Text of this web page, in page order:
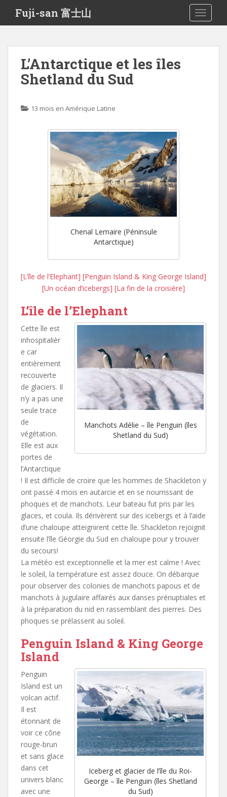
i
Fuji-san 富士山
L’Antarctique et les îles
Shetland du Sud
13 mois en Amérique Latine
Chenal Lemaire (Péninsule
Antarctique)
[L’île de l’Elephant] [Penguin Island & King George Island]
[Un océan d’icebergs] [La fin de la croisière]
L’île de l’Elephant
Manchots Adélie – île Penguin (îles
Shetland du Sud)
Cette île est
inhospitalièr
e car
entièrement
recouverte
de glaciers. Il
n’y a pas une
seule trace
de
végétation.
Elle est aux
portes de
l’Antarctique
! Il est difficile de croire que les hommes de Shackleton y
ont passé 4 mois en autarcie et en se nourrissant de
phoques et de manchots. Leur bateau fut pris par les
glaces, et coula. Ils dérivèrent sur des icebergs et à l’aide
d’une chaloupe atteignirent cette île. Shackleton rejoignit
ensuite l’île Géorgie du Sud en chaloupe pour y trouver
du secours!
La météo est exceptionnelle et la mer est calme ! Avec
le soleil, la température est assez douce. On débarque
pour observer des colonies de manchots papous et de
manchots à jugulaire affairés aux danses prénuptiales et
à la préparation du nid en rassemblant des pierres. Des
phoques se prélassent au soleil.
Penguin Island & King George
Island
Iceberg et glacier de l’île du Roi-
George – île Penguin (îles Shetland
du Sud)
Penguin
Island est un
volcan actif.
Il est
étonnant de
voir ce cône
rouge-brun
et sans glace
dans cet
univers blanc
avec une